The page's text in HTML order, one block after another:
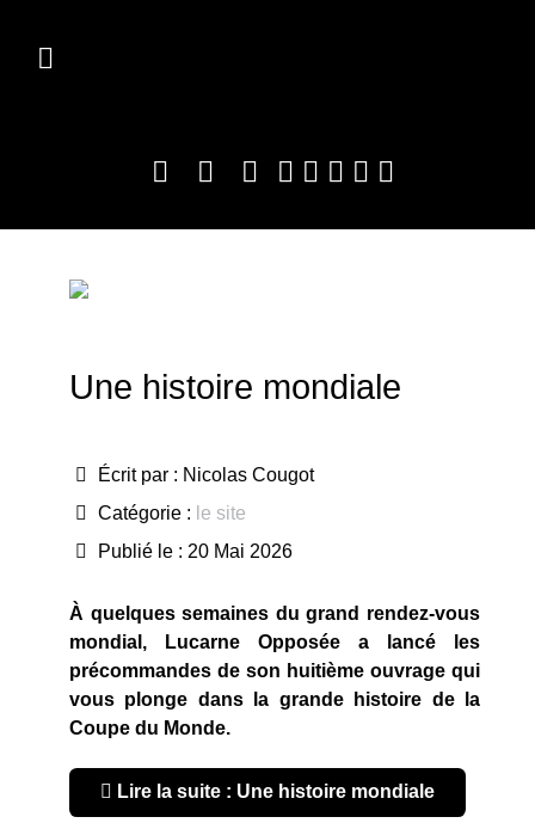
Une histoire mondiale
Écrit par : Nicolas Cougot
Catégorie : le site
Publié le : 20 Mai 2026
À quelques semaines du grand rendez-vous
mondial, Lucarne Opposée a lancé les
précommandes de son huitième ouvrage qui
vous plonge dans la grande histoire de la
Coupe du Monde.
Lire la suite : Une histoire mondiale